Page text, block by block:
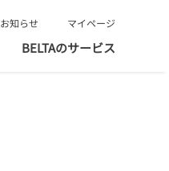
マイページ
お知らせ
BELTAのサービス